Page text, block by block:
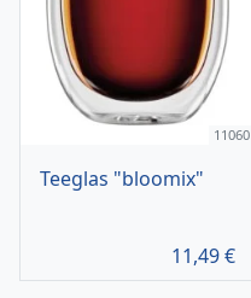
11060
Teeglas "bloomix"
11,49€